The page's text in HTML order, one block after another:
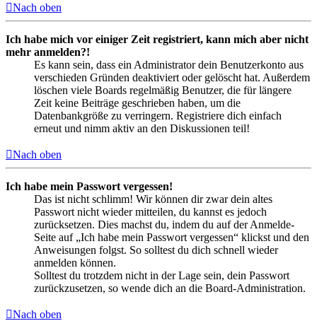
Nach oben
Ich habe mich vor einiger Zeit registriert, kann mich aber nicht
mehr anmelden?!
Es kann sein, dass ein Administrator dein Benutzerkonto aus
verschieden Gründen deaktiviert oder gelöscht hat. Außerdem
löschen viele Boards regelmäßig Benutzer, die für längere
Zeit keine Beiträge geschrieben haben, um die
Datenbankgröße zu verringern. Registriere dich einfach
erneut und nimm aktiv an den Diskussionen teil!
Nach oben
Ich habe mein Passwort vergessen!
Das ist nicht schlimm! Wir können dir zwar dein altes
Passwort nicht wieder mitteilen, du kannst es jedoch
zurücksetzen. Dies machst du, indem du auf der Anmelde-
Seite auf „Ich habe mein Passwort vergessen“ klickst und den
Anweisungen folgst. So solltest du dich schnell wieder
anmelden können.
Solltest du trotzdem nicht in der Lage sein, dein Passwort
zurückzusetzen, so wende dich an die Board-Administration.
Nach oben